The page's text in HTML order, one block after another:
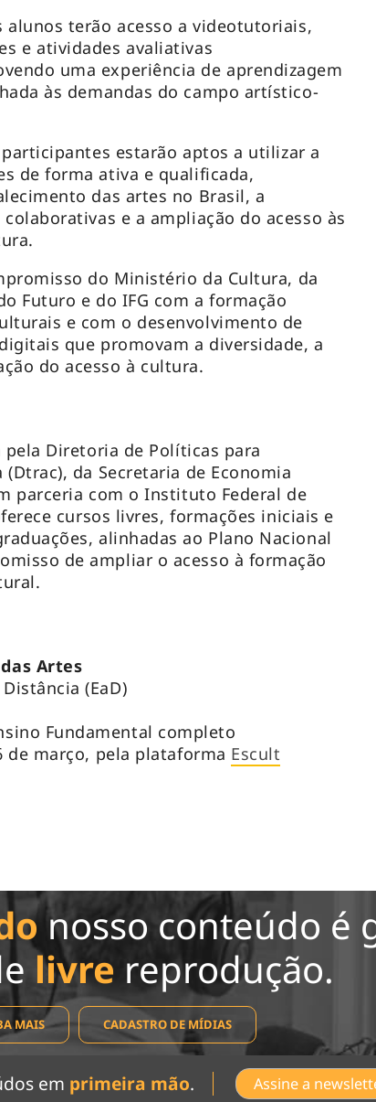
alunos terão acesso a videotutoriais,
e atividades avaliativas
uma experiência de aprendizagem
às demandas do campo artístico-
estarão aptos a utilizar a
de forma ativa e qualificada,
das artes no Brasil, a
e a ampliação do acesso às
do Ministério da Cultura, da
Futuro e do IFG com a formação
e com o desenvolvimento de
que promovam a diversidade, a
do acesso à cultura.
Diretoria de Políticas para
da Secretaria de Economia
parceria com o Instituto Federal de
cursos livres, formações iniciais e
alinhadas ao Plano Nacional
de ampliar o acesso à formação
Artes
(EaD)
Fundamental completo
de março, pela plataforma Escult
nosso conteúdo é
livre reprodução.
MAIS CADASTRO DE MÍDIAS
em primeira mão. Assine a